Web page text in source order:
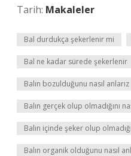
Tarih: Makaleler
Bal durdukça şekerlenir mi
Bal ne kadar sürede şekerlenir
Balın bozulduğunu nasıl anlarız
Balın gerçek olup olmadığını
Balın içinde şeker olup
Balın organik olduğunu nasıl